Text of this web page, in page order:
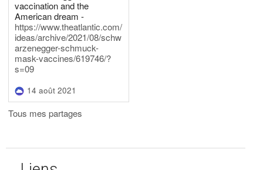
vaccination and the
American dream -
https://www.theatlantic.com/
ideas/archive/2021/08/schw
arzenegger-schmuck-
mask-vaccines/619746/?
s=09
14 août 2021
Tous mes partages